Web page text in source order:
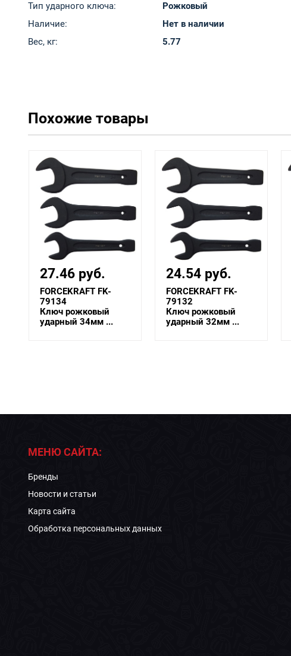
Тип ударного ключа:
Рожковый
Наличие:
Нет в наличии
Вес, кг:
5.77
Похожие товары
27.46 руб.
FORCEKRAFT FK-
79134
Ключ рожковый
ударный 34мм ...
24.54 руб.
FORCEKRAFT FK-
79132
Ключ рожковый
ударный 32мм ...
МЕНЮ САЙТА:
Бренды
Новости и статьи
Карта сайта
Обработка персональных данных